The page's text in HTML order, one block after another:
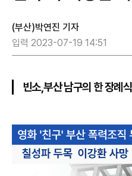
(부산)박연진 기자
입력 2023-07-19 14:51
빈소,부산 남구의 한 장례